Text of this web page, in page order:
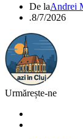
De laAndrei
.8/7/2026
Urmărește-ne